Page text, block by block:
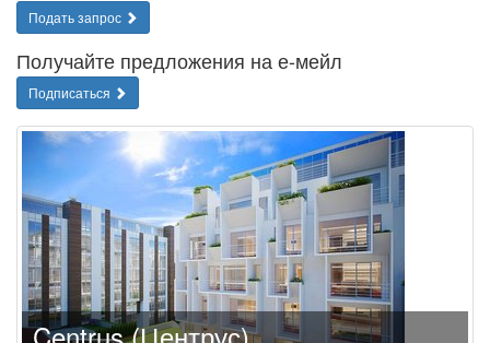
Подать запрос
Получайте предложения на е-мейл
Подписаться